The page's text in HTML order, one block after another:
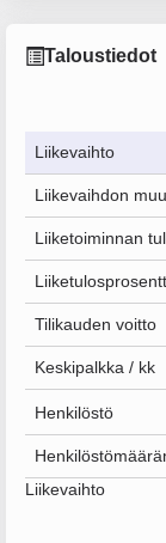
Taloustiedot
Liikevaihto
Liikevaihdon
Liiketoiminnan
Tilikauden voitto
Keskipalkka / kk
Henkilöstö
Liikevaihto